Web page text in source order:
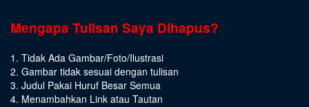
Mengapa Tulisan Saya Dihapus?
1. Tidak Ada Gambar/Foto/Ilustrasi
2. Gambar tidak sesuai dengan tulisan
3. Judul Pakai Huruf Besar Semua
4. Menambahkan Link atau Tautan